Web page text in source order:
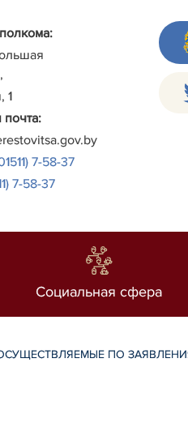
1
7-58-37
7-58-37
Социальная сфера
ПО